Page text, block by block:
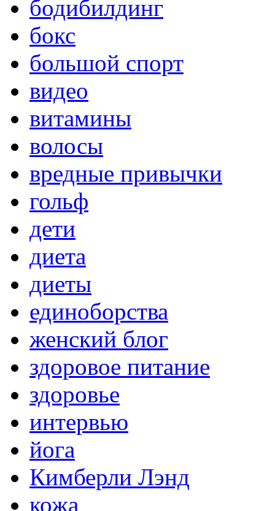
бодибилдинг
бокс
большой спорт
видео
витамины
волосы
вредные привычки
гольф
дети
диета
диеты
единоборства
женский блог
здоровое питание
здоровье
интервью
йога
Кимберли Лэнд
кожа